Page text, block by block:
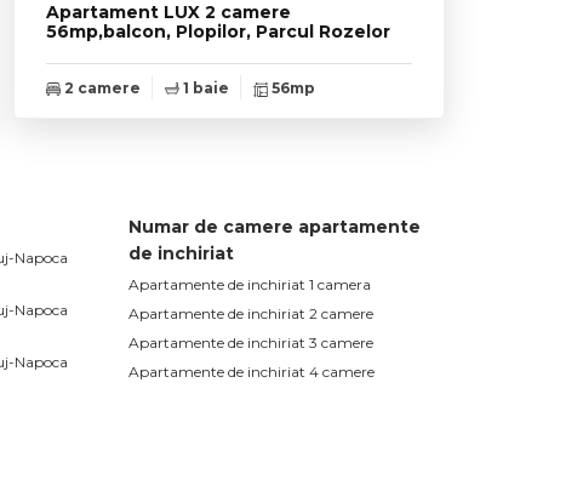
Apartament LUX 2 camere
56mp,balcon, Plopilor, Parcul Rozelor
2 camere 1 baie 56mp
Napoca
Napoca
Napoca
Numar de camere apartamente
de inchiriat
Apartamente de inchiriat 1 camera
Apartamente de inchiriat 2 camere
Apartamente de inchiriat 3 camere
Apartamente de inchiriat 4 camere